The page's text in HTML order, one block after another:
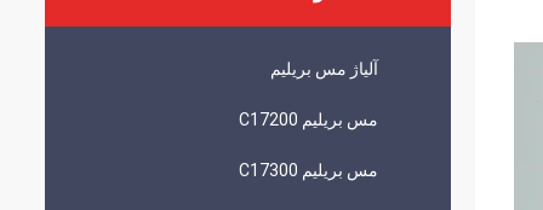
آلیاژ مس بریلیم
مس بریلیم C17200
مس بریلیم C17300